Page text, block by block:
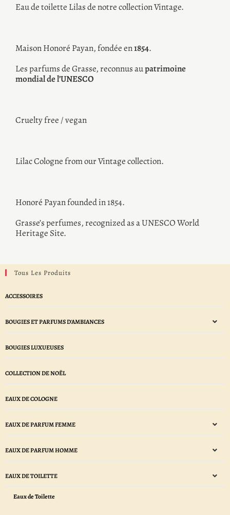
Eau de toilette Lilas de notre collection Vintage.
Maison Honoré Payan, fondée en1854.
Les parfums de Grasse, reconnus aupatrimoine
mondial de l’UNESCO
Cruelty free / vegan
Lilac Cologne from our Vintage collection.
Honoré Payan founded in 1854.
Grasse’s perfumes, recognized as a UNESCO World
Heritage Site.
Tous Les Produits
ACCESSOIRES
BOUGIES ET PARFUMS D'AMBIANCES
BOUGIES LUXUEUSES
COLLECTION DE NOËL
EAUX DE COLOGNE
EAUX DE PARFUM FEMME
EAUX DE PARFUM HOMME
EAUX DE TOILETTE
Eaux de Toilette